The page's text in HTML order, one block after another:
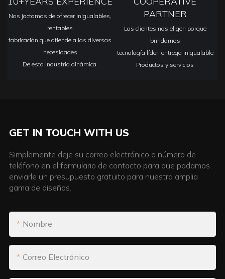
Nos jactamos de ofrecer inigualables,
rentables
fabricación que atiende a las diversas
necesidades
De esta industria dinámica.
PARTNER
Los clientes nos eligen porque
brindamos
tecnología líder, entrega inigualable
Productos y servicios
GET IN TOUCH WITH US
Simplemente deje su correo electrónico o número de
teléfono en el formulario de contacto para que podamos
enviarle un presupuesto gratuito para nuestra amplia
gama de diseños.
Nombre
Correo Electrónico